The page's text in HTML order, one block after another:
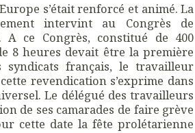
s’était renforcé et animé. La
intervint au Congrès de
A ce Congrès, constitué de 400
8 heures devait être la première
syndicats français, le travailleur
revendication s’exprime dans
Le délégué des travailleurs
de ses camarades de faire grève
cette date la fête prolétarienne